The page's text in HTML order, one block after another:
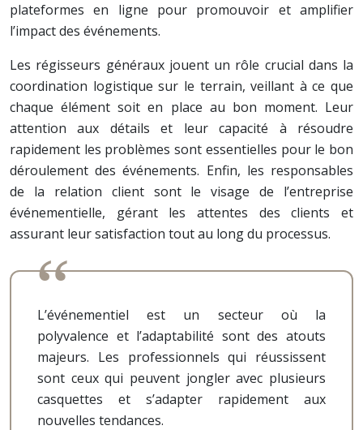
plateformes en ligne pour promouvoir et amplifier
l’impact des événements.
Les régisseurs généraux jouent un rôle crucial dans la
coordination logistique sur le terrain, veillant à ce que
chaque élément soit en place au bon moment. Leur
attention aux détails et leur capacité à résoudre
rapidement les problèmes sont essentielles pour le bon
déroulement des événements. Enfin, les responsables
de la relation client sont le visage de l’entreprise
événementielle, gérant les attentes des clients et
assurant leur satisfaction tout au long du processus.
L’événementiel est un secteur où la
polyvalence et l’adaptabilité sont des atouts
majeurs. Les professionnels qui réussissent
sont ceux qui peuvent jongler avec plusieurs
casquettes et s’adapter rapidement aux
nouvelles tendances.